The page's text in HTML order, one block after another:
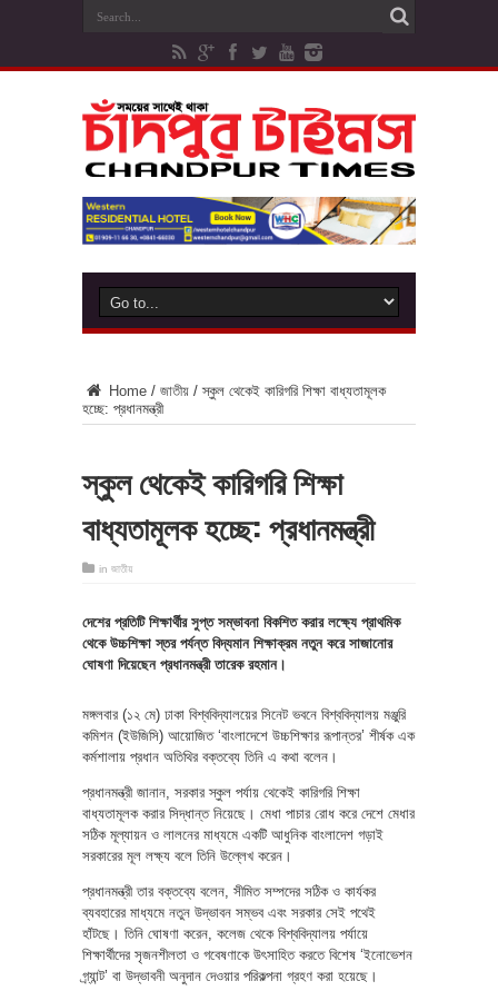
Home / জাতীয় / স্কুল থেকেই কারিগরি শিক্ষা বাধ্যতামূলক
হচ্ছে: প্রধানমন্ত্রী
স্কুল থেকেই কারিগরি শিক্ষা
বাধ্যতামূলক হচ্ছে: প্রধানমন্ত্রী
in জাতীয়
দেশের প্রতিটি শিক্ষার্থীর সুপ্ত সম্ভাবনা বিকশিত করার লক্ষ্যে প্রাথমিক
থেকে উচ্চশিক্ষা স্তর পর্যন্ত বিদ্যমান শিক্ষাক্রম নতুন করে সাজানোর
ঘোষণা দিয়েছেন প্রধানমন্ত্রী তারেক রহমান।
মঙ্গলবার (১২ মে) ঢাকা বিশ্ববিদ্যালয়ের সিনেট ভবনে বিশ্ববিদ্যালয় মঞ্জুরি
কমিশন (ইউজিসি) আয়োজিত ‘বাংলাদেশে উচ্চশিক্ষার রূপান্তর’ শীর্ষক এক
কর্মশালায় প্রধান অতিথির বক্তব্যে তিনি এ কথা বলেন।
প্রধানমন্ত্রী জানান, সরকার স্কুল পর্যায় থেকেই কারিগরি শিক্ষা
বাধ্যতামূলক করার সিদ্ধান্ত নিয়েছে। মেধা পাচার রোধ করে দেশে মেধার
সঠিক মূল্যায়ন ও লালনের মাধ্যমে একটি আধুনিক বাংলাদেশ গড়াই
সরকারের মূল লক্ষ্য বলে তিনি উল্লেখ করেন।
প্রধানমন্ত্রী তার বক্তব্যে বলেন, সীমিত সম্পদের সঠিক ও কার্যকর
ব্যবহারের মাধ্যমে নতুন উদ্ভাবন সম্ভব এবং সরকার সেই পথেই
হাঁটছে। তিনি ঘোষণা করেন, কলেজ থেকে বিশ্ববিদ্যালয় পর্যায়ে
শিক্ষার্থীদের সৃজনশীলতা ও গবেষণাকে উৎসাহিত করতে বিশেষ ‘ইনোভেশন
গ্র্যান্ট’ বা উদ্ভাবনী অনুদান দেওয়ার পরিকল্পনা গ্রহণ করা হয়েছে।